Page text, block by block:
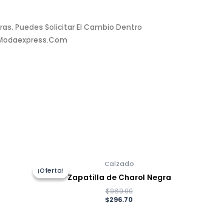
Puedes Solicitar El Cambio Dentro
¡Oferta!
¡Oferta!
Calzado
Zapatilla de Charol Negra
$989.00
$296.70